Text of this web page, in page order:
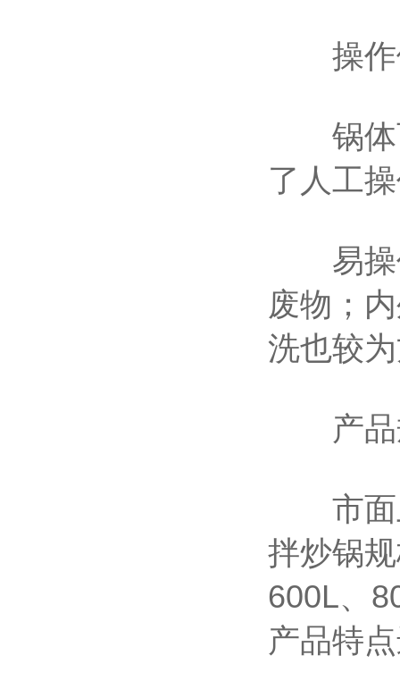
操作
锅体可
了人工
易操作
废物；
洗也较
产品
市面
拌炒锅
600L、
产品特